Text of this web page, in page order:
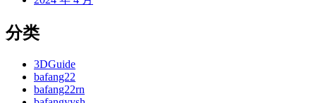
分类
3DGuide
bafang22
bafang22rn